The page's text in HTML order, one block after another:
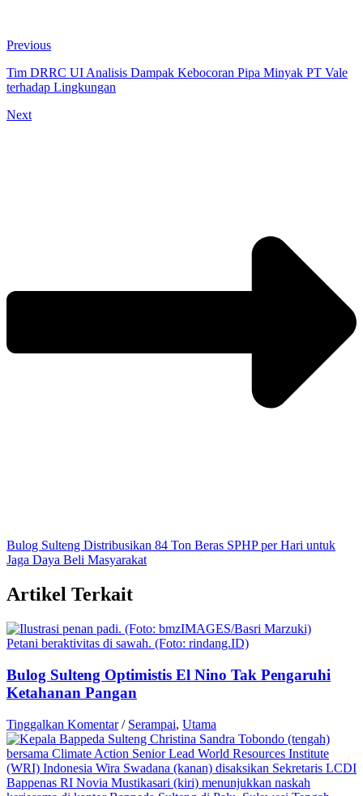
Previous
Tim DRRC UI Analisis Dampak Kebocoran Pipa Minyak PT Vale
terhadap Lingkungan
Next
Bulog Sulteng Distribusikan 84 Ton Beras SPHP per Hari untuk
Jaga Daya Beli Masyarakat
Artikel Terkait
Petani beraktivitas di sawah. (Foto: rindang.ID)
Bulog Sulteng Optimistis El Nino Tak Pengaruhi
Ketahanan Pangan
Tinggalkan Komentar / Serampai, Utama